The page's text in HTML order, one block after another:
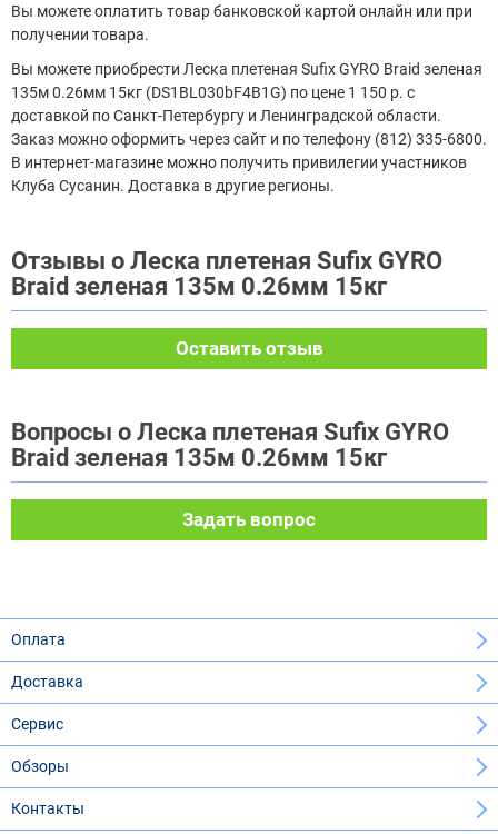
Вы можете оплатить товар банковской картой онлайн или при
получении товара.
Вы можете приобрести Леска плетеная Sufix GYRO Braid зеленая
135м 0.26мм 15кг (DS1BL030bF4B1G) по цене 1 150 р. с
доставкой по Санкт-Петербургу и Ленинградской области.
Заказ можно оформить через сайт и по телефону (812) 335-6800.
В интернет-магазине можно получить привилегии участников
Клуба Сусанин. Доставка в другие регионы.
Отзывы о Леска плетеная Sufix GYRO
Braid зеленая 135м 0.26мм 15кг
Оставить отзыв
Вопросы о Леска плетеная Sufix GYRO
Braid зеленая 135м 0.26мм 15кг
Задать вопрос
Оплата
Доставка
Сервис
Обзоры
Контакты